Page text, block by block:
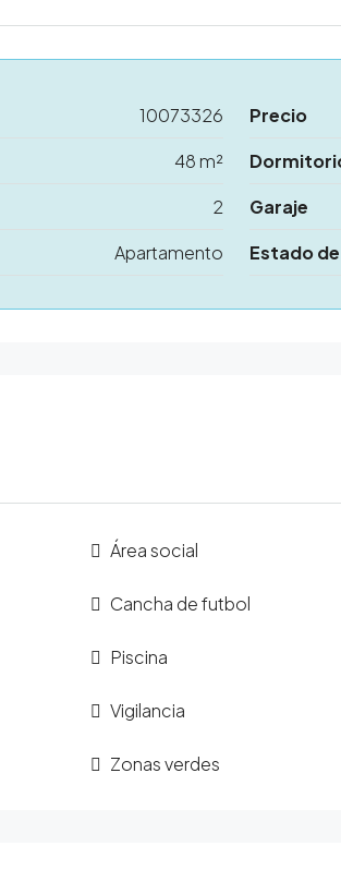
10073326 Precio
48 m²
2 Garaje
Apartamento Estado
Área social
Cancha de futbol
Piscina
Vigilancia
Zonas verdes